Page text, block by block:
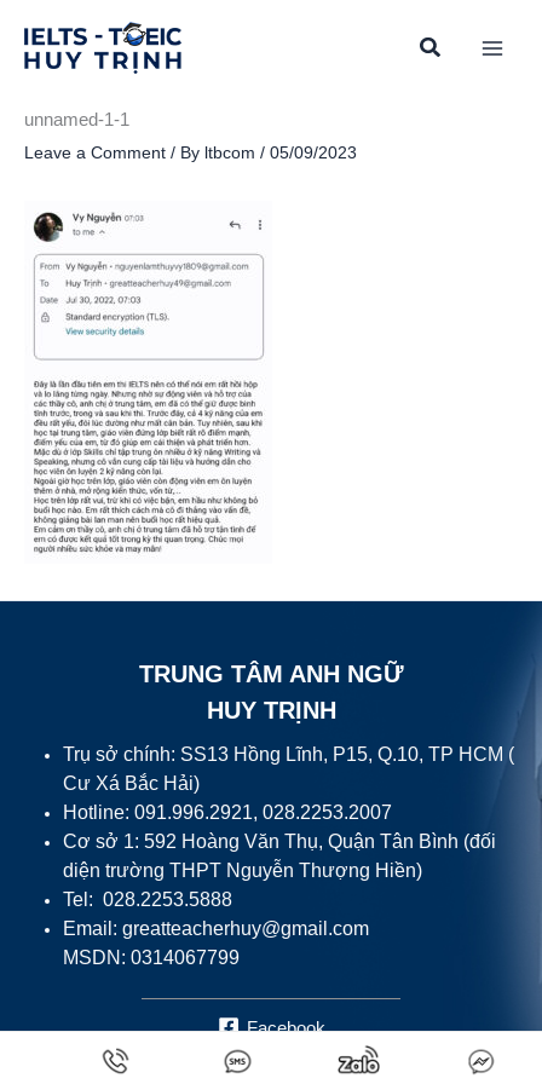
content
unnamed-1-1
Leave a Comment / By ltbcom / 05/09/2023
TRUNG TÂM ANH NGỮ
HUY TRỊNH
Trụ sở chính: SS13 Hồng Lĩnh, P15, Q.10, TP HCM (
Cư Xá Bắc Hải)
Hotline: 091.996.2921, 028.2253.2007
Cơ sở 1: 592 Hoàng Văn Thụ, Quận Tân Bình (đối
diện trường THPT Nguyễn Thượng Hiền)
Tel: 028.2253.5888
Email: greatteacherhuy@gmail.com
MSDN: 0314067799
Facebook